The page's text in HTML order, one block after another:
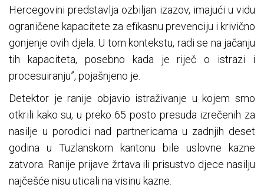
Hercegovini predstavlja ozbiljan izazov, imajući u vidu
ograničene kapacitete za efikasnu prevenciju i krivično
gonjenje ovih djela. U tom kontekstu, radi se na jačanju
tih kapaciteta, posebno kada je riječ o istrazi i
procesuiranju”, pojašnjeno je.
Detektor je ranije objavio istraživanje u kojem smo
otkrili kako su, u preko 65 posto presuda izrečenih za
nasilje u porodici nad partnericama u zadnjih deset
godina u Tuzlanskom kantonu bile uslovne kazne
zatvora. Ranije prijave žrtava ili prisustvo djece nasilju
najčešće nisu uticali na visinu kazne.